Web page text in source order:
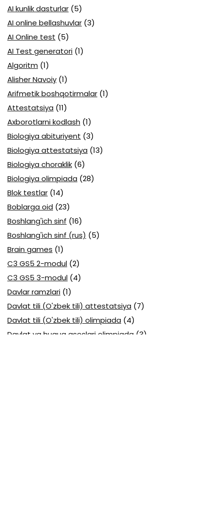
AI kunlik dasturlar (5)
AI online bellashuvlar (3)
AI Online test (5)
AI Test generatori (1)
Algoritm (1)
Alisher Navoiy (1)
Arifmetik boshqotirmalar (1)
Attestatsiya (11)
Axborotlarni kodlash (1)
Biologiya abituriyent (3)
Biologiya attestatsiya (13)
Biologiya choraklik (6)
Biologiya olimpiada (28)
Blok testlar (14)
Boblarga oid (23)
Boshlang'ich sinf (16)
Boshlang'ich sinf (rus) (5)
Brain games (1)
C3 GS5 2-modul (2)
C3 GS5 3-modul (4)
Davlar ramzlari (1)
Davlat tili (O'zbek tili) attestatsiya (7)
Davlat tili (O'zbek tili) olimpiada (4)
Davlat va huquq asoslari olimpiada (3)